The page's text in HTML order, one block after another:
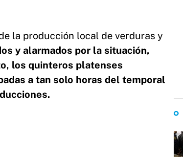
la producción local de verduras y
y alarmados por la situación,
los quinteros platenses
a tan solo horas del temporal